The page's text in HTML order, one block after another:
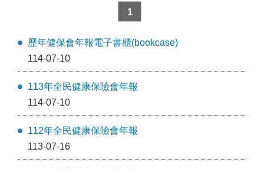
1
歷年健保會年報電子書櫃(bookcase)
114-07-10
113年全民健康保險會年報
114-07-10
112年全民健康保險會年報
113-07-16